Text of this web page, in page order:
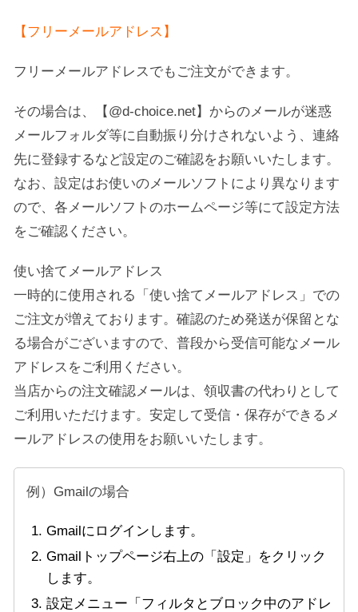
【フリーメールアドレス】
フリーメールアドレスでもご注文ができます。
その場合は、【@d-choice.net】からのメールが迷惑
メールフォルダ等に自動振り分けされないよう、連絡
先に登録するなど設定のご確認をお願いいたします。
なお、設定はお使いのメールソフトにより異なります
ので、各メールソフトのホームページ等にて設定方法
をご確認ください。
使い捨てメールアドレス
一時的に使用される「使い捨てメールアドレス」での
ご注文が増えております。確認のため発送が保留とな
る場合がございますので、普段から受信可能なメール
アドレスをご利用ください。
当店からの注文確認メールは、領収書の代わりとして
ご利用いただけます。安定して受信・保存ができるメ
ールアドレスの使用をお願いいたします。
例）Gmailの場合
Gmailにログインします。
Gmailトップページ右上の「設定」をクリック
します。
設定メニュー「フィルタとブロック中のアドレ